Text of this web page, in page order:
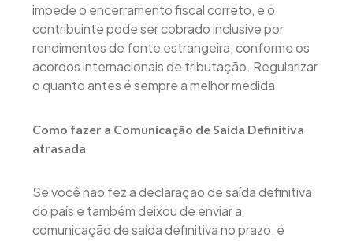
impede o encerramento fiscal correto, e o
contribuinte pode ser cobrado inclusive por
rendimentos de fonte estrangeira, conforme os
acordos internacionais de tributação. Regularizar
o quanto antes é sempre a melhor medida.
Como fazer a Comunicação de Saída Definitiva
atrasada
Se você não fez a declaração de saída definitiva
do país e também deixou de enviar a
comunicação de saída definitiva no prazo, é